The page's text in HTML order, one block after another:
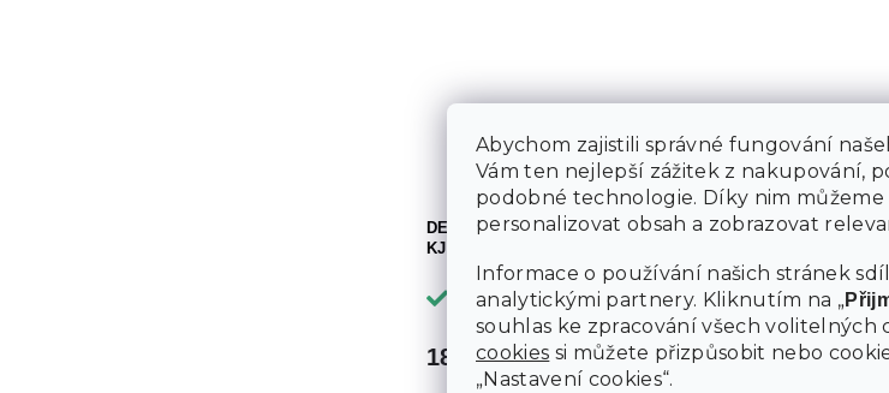
Abychom zajistili správné fungování
Vám ten nejlepší zážitek z nakupování,
podobné technologie. Díky nim
personalizovat obsah a zobrazovat
Informace o používání našich stránek
analytickými partnery. Kliknutím na „
souhlas ke zpracování všech volitelných
cookies si můžete přizpůsobit nebo
„Nastavení cookies“.
DEKORAČNÍ POLŠTÁŘEK
KJELD 45X45 CM, ZELENÝ
Skladem
189 Kč Do košíku
DEKORAČNÍ
OLIVOVĚ ZELENÝ
Skladem
189 Kč